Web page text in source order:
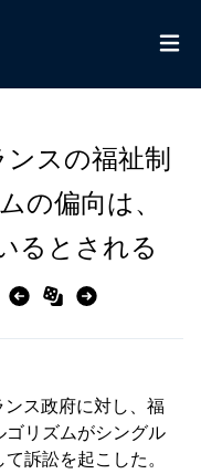
スの福祉制
の偏向は、
るとされる
ス政府に対し、福
リズムがシングル
訴訟を起こした。